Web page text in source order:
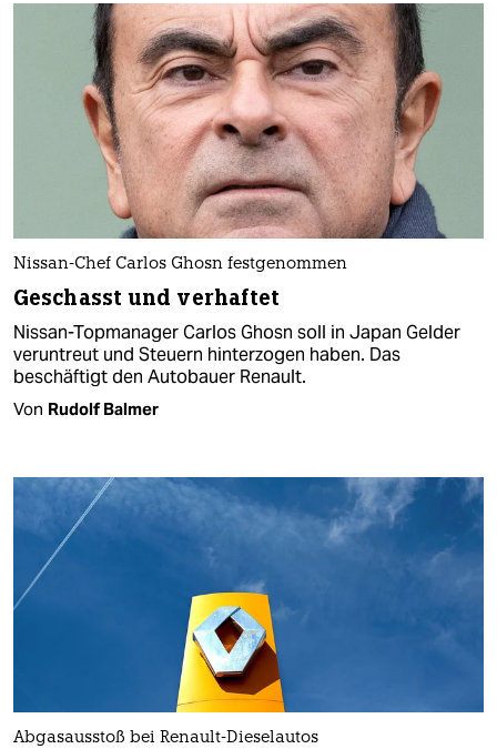
Nissan-Chef Carlos Ghosn festgenommen
Geschasst und verhaftet
Nissan-Topmanager Carlos Ghosn soll in Japan Gelder
veruntreut und Steuern hinterzogen haben. Das
beschäftigt den Autobauer Renault.
Von Rudolf Balmer
Abgasausstoß bei Renault-Dieselautos